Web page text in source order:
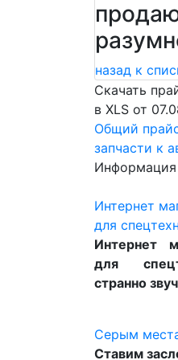
назад к
Скачать
в XLS от
Общий
запчасти к
Информация
Интернет
для
Интернет
для
странно
Серым
Ставим